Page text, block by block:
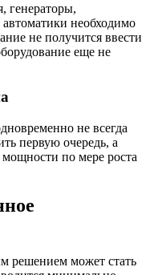
генераторы,
необходимо
не получится ввести
еще не
не всегда
первую очередь, а
по мере роста
решением может стать